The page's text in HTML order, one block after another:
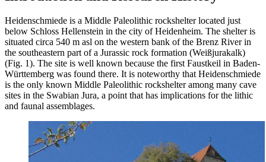
Heidenschmiede is a Middle Paleolithic rockshelter located just
below Schloss Hellenstein in the city of Heidenheim. The shelter is
situated circa 540 m asl on the western bank of the Brenz River in
the southeastern part of a Jurassic rock formation (Weißjurakalk)
(Fig. 1). The site is well known because the firstFaustkeil in Baden-
Württemberg was found there. It is noteworthy that Heidenschmiede
is the only known Middle Paleolithic rockshelter among many cave
sites in the Swabian Jura, a point that has implications for the lithic
and faunal assemblages.